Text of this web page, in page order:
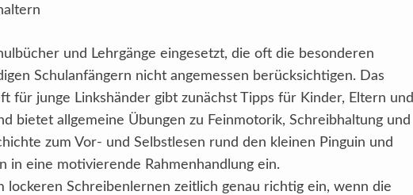
und Lehrgänge eingesetzt, die oft die besonderen
Schulanfängern nicht angemessen berücksichtigen. Das
für junge Linkshänder gibt zunächst Tipps für Kinder, Eltern und
bietet allgemeine Übungen zu Feinmotorik, Schreibhaltung und
zum Vor- und Selbstlesen rund den kleinen Pinguin und
in eine motivierende Rahmenhandlung ein.
lockeren Schreibenlernen zeitlich genau richtig ein, wenn die